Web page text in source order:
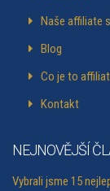
Naše affiliate
Blog
Co je to
Kontakt
NEJNOVĚJŠÍ
Vybrali jsme 15